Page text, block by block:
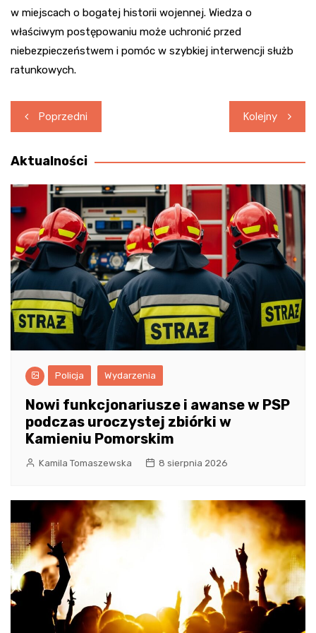
w miejscach o bogatej historii wojennej. Wiedza o
właściwym postępowaniu może uchronić przed
niebezpieczeństwem i pomóc w szybkiej interwencji służb
ratunkowych.
Nawigacja
wpisu
Poprzedni Kolejny
Aktualności
Policja Wydarzenia
Nowi funkcjonariusze i awanse w PSP
podczas uroczystej zbiórki w
Kamieniu Pomorskim
Kamila Tomaszewska 8 sierpnia 2026